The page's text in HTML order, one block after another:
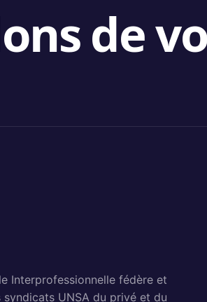
de
Interprofessionnelle fédère et
syndicats UNSA du privé et du